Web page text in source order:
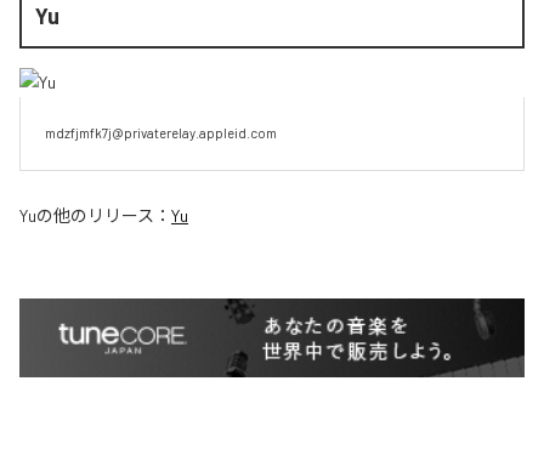
Yu
mdzfjmfk7j@privaterelay.appleid.com
Yuの他のリリース： Yu